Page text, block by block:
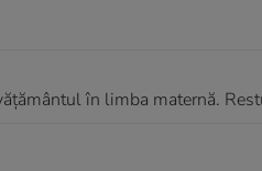
în limba maternă.